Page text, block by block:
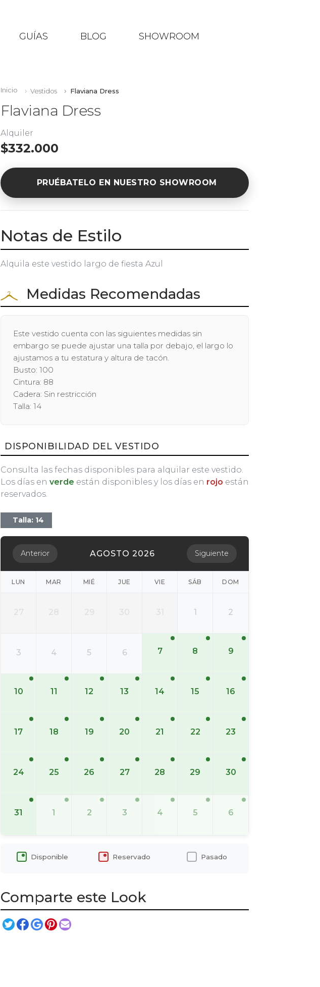
GUÍAS BLOG SHOWROOM
Inicio Vestidos Flaviana Dress
Flaviana Dress
Alquiler
$332.000
PRUÉBATELO EN NUESTRO SHOWROOM
Notas de Estilo
Alquila este vestido largo de fiesta Azul
Medidas Recomendadas
Este vestido cuenta con las siguientes medidas sin
embargo se puede ajustar una talla por debajo, el largo lo
ajustamos a tu estatura y altura de tacón.
Busto: 100
Cintura: 88
Cadera: Sin restricción
Talla: 14
DISPONIBILIDAD DEL VESTIDO
Consulta las fechas disponibles para alquilar este vestido.
Los días en verde están disponibles y los días en rojo están
reservados.
Talla: 14
Anterior AGOSTO 2026 Siguiente
LUN MAR MIÉ JUE VIE SÁB DOM
27 28 29 30 31 1 2
3 4 5 6 7 8 9
10 11 12 13 14 15 16
17 18 19 20 21 22 23
24 25 26 27 28 29 30
31 1 2 3 4 5 6
Disponible Reservado Pasado
Comparte este Look